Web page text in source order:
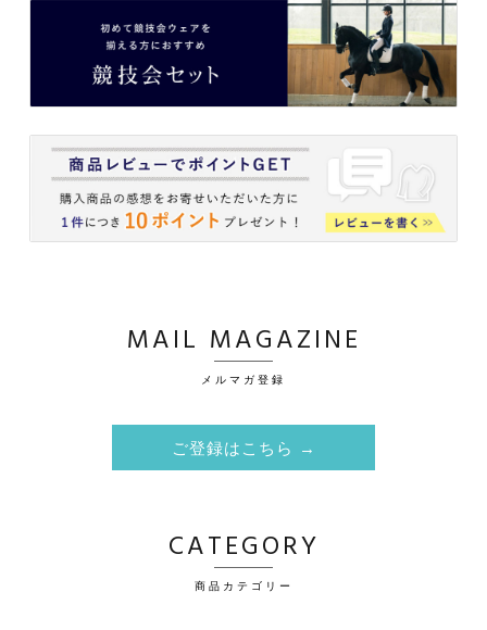
MAIL MAGAZINE
メルマガ登録
ご登録はこちら →
CATEGORY
商品カテゴリー